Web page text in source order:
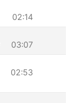
02:14
03:07
02:53